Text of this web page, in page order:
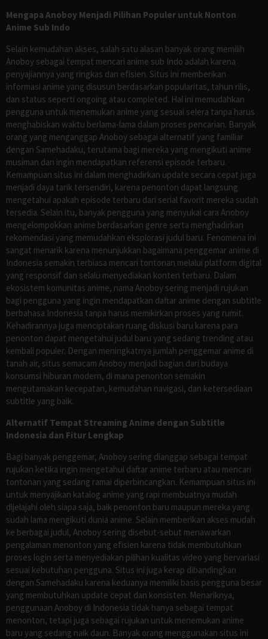
Mengapa Anoboy Menjadi Pilihan Populer untuk Nonton
Anime Sub Indo
Selain kemudahan akses, salah satu alasan banyak orang memilih
Anoboy sebagai tempat mencari anime sub Indo adalah karena
penyajiannya yang ringkas dan efisien. Situs ini memberikan
informasi anime yang disusun berdasarkan popularitas, tahun rilis,
dan status seperti ongoing atau completed. Hal ini memudahkan
pengguna untuk menemukan anime yang sesuai selera tanpa harus
menghabiskan waktu berlama-lama dalam proses pencarian. Banyak
orang yang menganggap Anoboy sebagai alternatif yang familiar
dengan Samehadaku, terutama bagi mereka yang mengikuti anime
musiman dan ingin mendapatkan referensi episode terbaru.
Kemampuan situs ini dalam menghadirkan update secara cepat juga
menjadi daya tarik tersendiri, karena penonton dapat langsung
mengetahui apakah episode terbaru dari serial favorit mereka sudah
tersedia. Selain itu, banyak pengguna yang menyukai cara Anoboy
mengelompokkan anime berdasarkan genre serta menghadirkan
rekomendasi yang memudahkan eksplorasi judul baru. Fenomena ini
sangat menarik karena menunjukkan bagaimana penggemar anime di
Indonesia semakin terbiasa mencari tontonan melalui platform digital
yang responsif dan selalu menyediakan konten terbaru. Dalam
ekosistem komunitas anime, nama Anoboy sering menjadi rujukan
bagi pengguna yang ingin mendapatkan daftar anime dengan subtitle
berbahasa Indonesia tanpa harus memikirkan proses yang rumit.
Kehadirannya juga menciptakan ruang diskusi baru karena para
penonton dapat mengetahui judul baru yang sedang trending atau
kembali populer. Dengan meningkatnya jumlah penggemar anime di
tanah air, situs semacam Anoboy menjadi bagian dari budaya
konsumsi hiburan modern, di mana penonton semakin
mengutamakan kecepatan, kemudahan navigasi, dan ketersediaan
subtitle yang baik.
Alternatif Tempat Streaming Anime dengan Subtitle
Indonesia dan Fitur Lengkap
Bagi banyak penggemar, Anoboy sering dianggap sebagai tempat
rujukan ketika ingin mengetahui daftar anime terbaru atau mencari
tontonan yang sedang ramai diperbincangkan. Kemampuan situs ini
untuk menyajikan katalog anime yang rapi membuatnya mudah
dijelajahi oleh siapa saja, baik penonton baru maupun mereka yang
sudah lama mengikuti dunia anime. Selain memberikan akses mudah
ke berbagai judul, Anoboy sering disebut-sebut menawarkan
pengalaman menonton yang efisien karena tidak membutuhkan
proses login serta menyediakan pilihan kualitas video yang bervariasi
sesuai kebutuhan pengguna. Situs ini juga kerap dibandingkan
dengan Samehadaku karena keduanya memiliki basis pengguna besar
yang membutuhkan update cepat dan konsisten. Menariknya,
penggunaan Anoboy di Indonesia tidak hanya sebagai tempat
menonton, tetapi juga sebagai rujukan untuk menemukan anime
baru yang sedang naik daun. Banyak orang menggunakan situs ini